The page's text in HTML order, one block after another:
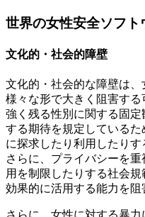
世界の女性安全ソフト
文化的・社会的障壁
文化的・社会的な障壁は
様々な形で大きく阻害す
強く残る性別に関する固
する期待を規定している
に探求したり利用したりす
さらに、プライバシーを
用を制限したりする社会
効果的に活用する能力を阻